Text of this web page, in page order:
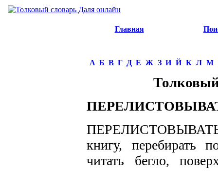
Главная
А Б В Г Д Е Ж З И Й К Л М
ПЕРЕЛИСТОВЫВАТЬ
книгу, перебирать
читать бегло,